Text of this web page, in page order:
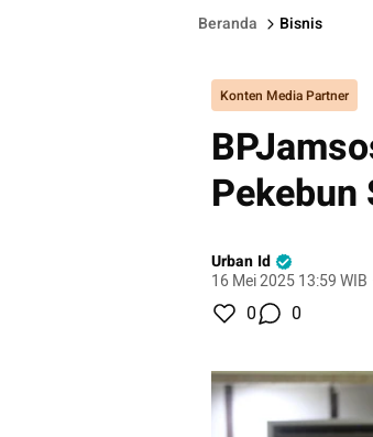
Beranda Bisnis
Konten Media Partner
Pekebun
Urban Id
16 Mei 2025 13:59 WIB
0 0